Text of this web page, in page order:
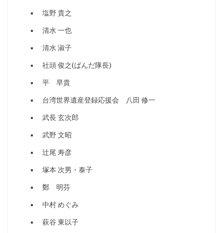
塩野 貴之
清水 一也
清水 淑子
社頭 俊之(ぱんだ隊長)
平 早貴
台湾世界遺産登録応援会 八田 修一
武長 玄次郎
武野 文昭
辻尾 寿彦
塚本 次男・泰子
鄭 明芬
中村 めぐみ
萩谷 東以子